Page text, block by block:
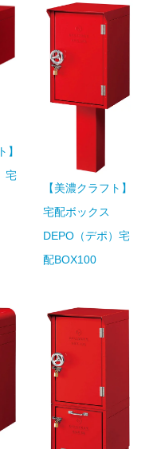
】
宅
【美濃クラフト】
宅配ボックス
DEPO（デポ）宅
配BOX100